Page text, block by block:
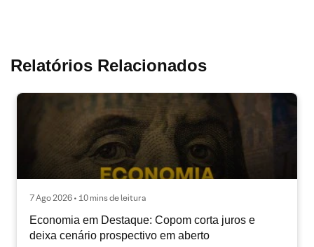
Relatórios Relacionados
7 Ago 2026 • 10 mins de leitura
Economia em Destaque: Copom corta juros e
deixa cenário prospectivo em aberto